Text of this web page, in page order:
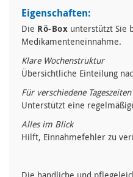
Eigenschaften:
Die Rö-Box unterstützt Sie
Medikamenteneinnahme.
Klare Wochenstruktur
Übersichtliche Einteilung
Für verschiedene Tageszeiten
Unterstützt eine
Alles im Blick
Hilft, Einnahmefehler zu